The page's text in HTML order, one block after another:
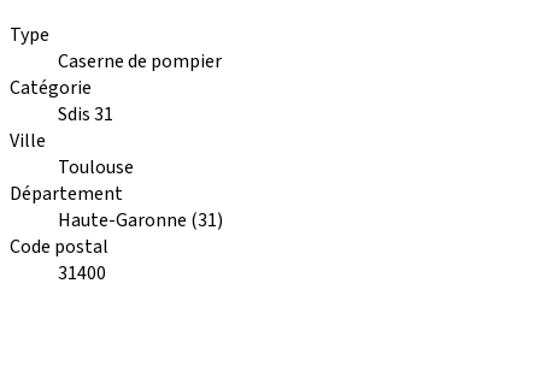
Type
Caserne de pompier
Catégorie
Sdis 31
Ville
Toulouse
Département
Haute-Garonne (31)
Code postal
31400